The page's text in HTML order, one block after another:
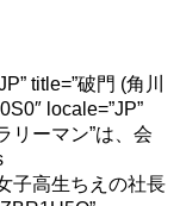
title=”破門 (角川
locale=”JP”
リーマン”は、会
子高生ちえの社長